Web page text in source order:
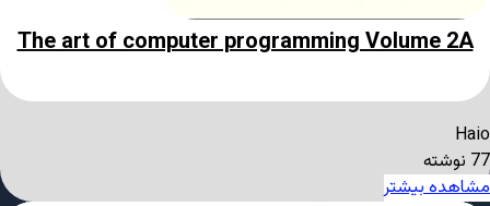
The art of computer programming Volume 2A
Haio
77 نوشته
مشاهده بیشتر